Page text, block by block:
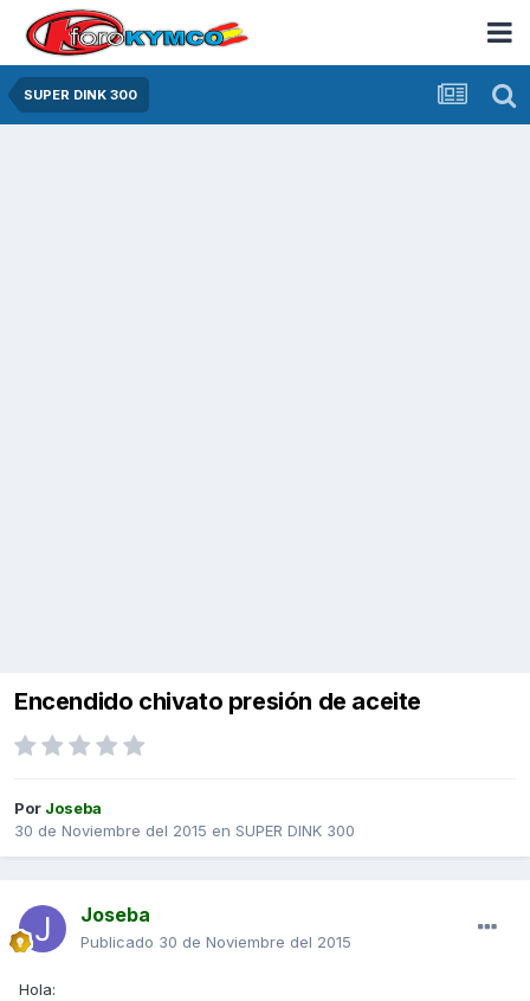
SUPER DINK 300
Encendido chivato presión de aceite
Por Joseba
30 de Noviembre del 2015 en SUPER DINK 300
Joseba
Publicado 30 de Noviembre del 2015
Hola: